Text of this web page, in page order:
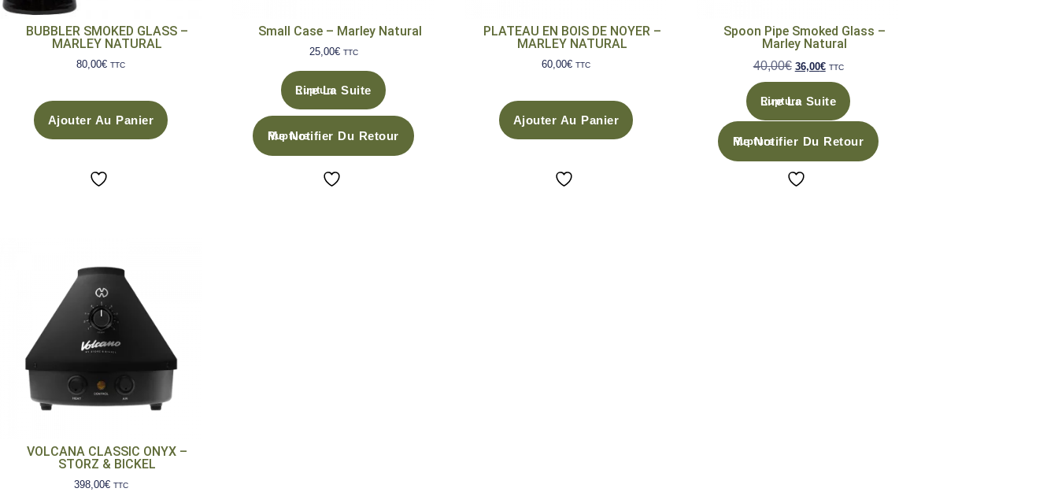
BUBBLER SMOKED GLASS –
MARLEY NATURAL
80,00€ TTC
Ajouter Au Panier
Small Case – Marley Natural
25,00€ TTC
Lire La Suite
Me Notifier Du Retour
PLATEAU EN BOIS DE NOYER –
MARLEY NATURAL
60,00€ TTC
Ajouter Au Panier
Spoon Pipe Smoked Glass –
Marley Natural
40,00€ 36,00€ TTC
Lire La Suite
Me Notifier Du Retour
VOLCANA CLASSIC ONYX –
STORZ & BICKEL
398,00€ TTC